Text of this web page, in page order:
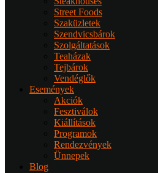
Street Foods
Szaküzletek
Szendvicsbárok
Szolgáltatások
Teaházak
Tejbárok
Vendéglők
Események
Akciók
Fesztiválok
Kiállítások
Programok
Rendezvények
Ünnepek
Blog